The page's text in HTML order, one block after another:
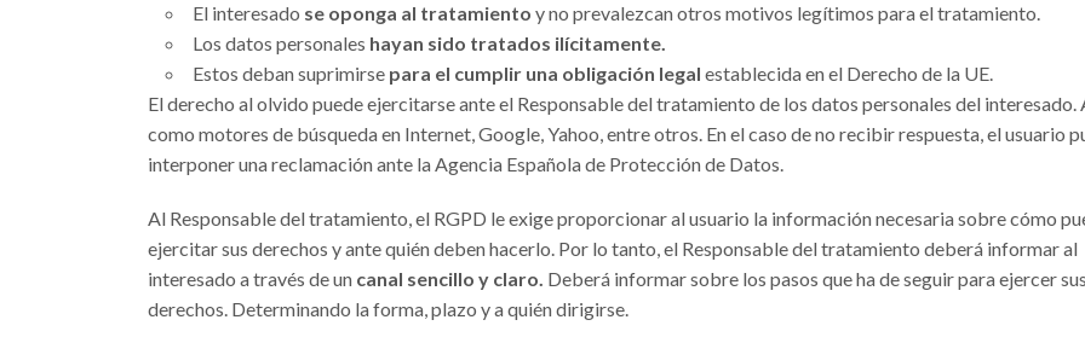
El interesado se oponga al tratamiento y no prevalezcan otros motivos legítimos para el tratamiento.
Los datos personales hayan sido tratados ilícitamente.
Estos deban suprimirse para el cumplir una obligación legal establecida en el Derecho de la UE.
El derecho al olvido puede ejercitarse ante el Responsable del tratamiento de los datos personales del interesado.
como motores de búsqueda en Internet, Google, Yahoo, entre otros. En el caso de no recibir respuesta, el usuario
interponer una reclamación ante la Agencia Española de Protección de Datos.
Al Responsable del tratamiento, el RGPD le exige proporcionar al usuario la información necesaria sobre cómo
ejercitar sus derechos y ante quién deben hacerlo. Por lo tanto, el Responsable del tratamiento deberá informar al
interesado a través de un canal sencillo y claro. Deberá informar sobre los pasos que ha de seguir para ejercer sus
derechos. Determinando la forma, plazo y a quién dirigirse.